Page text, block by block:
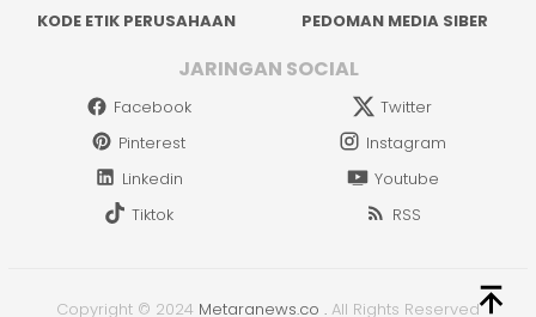
KODE ETIK PERUSAHAAN
PEDOMAN MEDIA SIBER
JARINGAN SOCIAL
Facebook
Twitter
Pinterest
Instagram
Linkedin
Youtube
Tiktok
RSS
Copyright © 2024 Metaranews.co . All Rights Reserved